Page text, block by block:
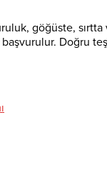
göğüste,
Doğru